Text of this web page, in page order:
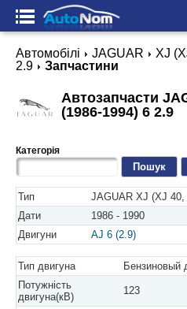
Автомобілі JAGUAR XJ
2.9
Запчастини
Автозапчасти
(1986-1994) 6 2.9
Категорія
Тип
JAGUAR XJ (XJ 40,
Дати
1986 - 1990
Двигуни
AJ 6 (2.9)
Тип двигуна
Бензиновый
Потужність
двигуна(кВ)
123